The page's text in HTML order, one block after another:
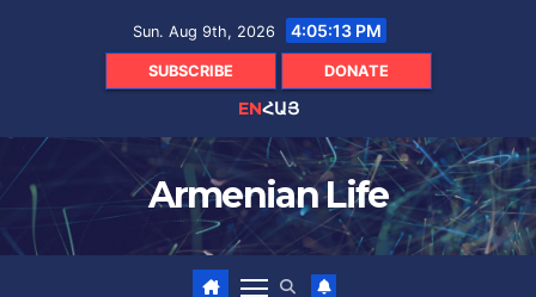
Sun. Aug 9th, 2026 4:05:15 PM
SUBSCRIBE DONATE
ENՀԱՅ
Armenian Life